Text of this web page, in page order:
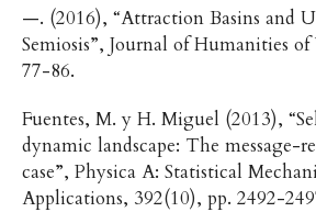
—. (2016), “Attraction Basins and
Semiosis”, Journal of Humanities
77-86.
Fuentes, M. y H. Miguel (2013),
dynamic landscape: The message-
case”, Physica A: Statistical
Applications, 392(10), pp. 2492-